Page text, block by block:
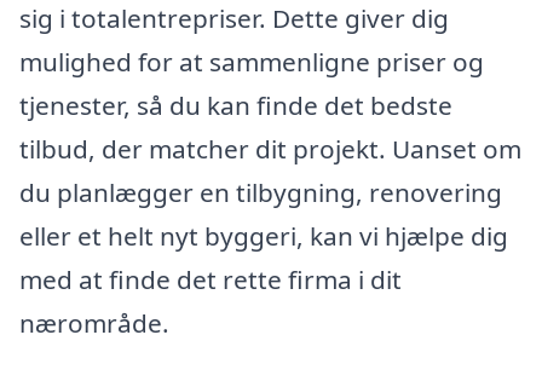
sig i totalentrepriser. Dette giver dig
mulighed for at sammenligne priser og
tjenester, så du kan finde det bedste
tilbud, der matcher dit projekt. Uanset om
du planlægger en tilbygning, renovering
eller et helt nyt byggeri, kan vi hjælpe dig
med at finde det rette firma i dit
nærområde.